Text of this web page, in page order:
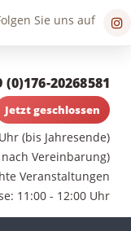
Sie uns auf
(0)176-20268581
Jetzt geschlossen
(bis Jahresende)
Vereinbarung)
Veranstaltungen
11:00 - 12:00 Uhr